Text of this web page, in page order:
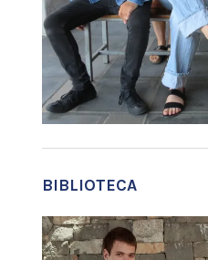
BIBLIOTECA